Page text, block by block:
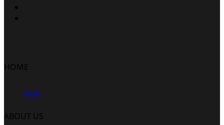
HOME
Home
ABOUT US